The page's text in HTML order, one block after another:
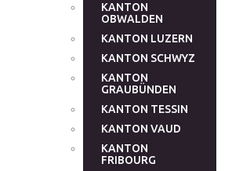
KANTON
OBWALDEN
KANTON LUZERN
KANTON SCHWYZ
KANTON
GRAUBÜNDEN
KANTON TESSIN
KANTON VAUD
KANTON
FRIBOURG